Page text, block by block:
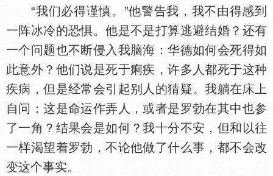
“我们必得谨慎。”他警告我，我不由得感到
一阵冰冷的恐惧。他是不是打算逃避结婚？还有
一个问题也不断侵入我脑海：华德如何会死得如
此意外？他们说是死于痢疾，许多人都死于这种
疾病，但是经常会引起别人的猜疑。我躺在
上
自问：这是命运作弄人，或者是罗勃在其中也参
了一角？结果会是如何？我十分不安，但和以往
一样渴望着罗勃，不论他做了什么事，都不会改
变这个事实。